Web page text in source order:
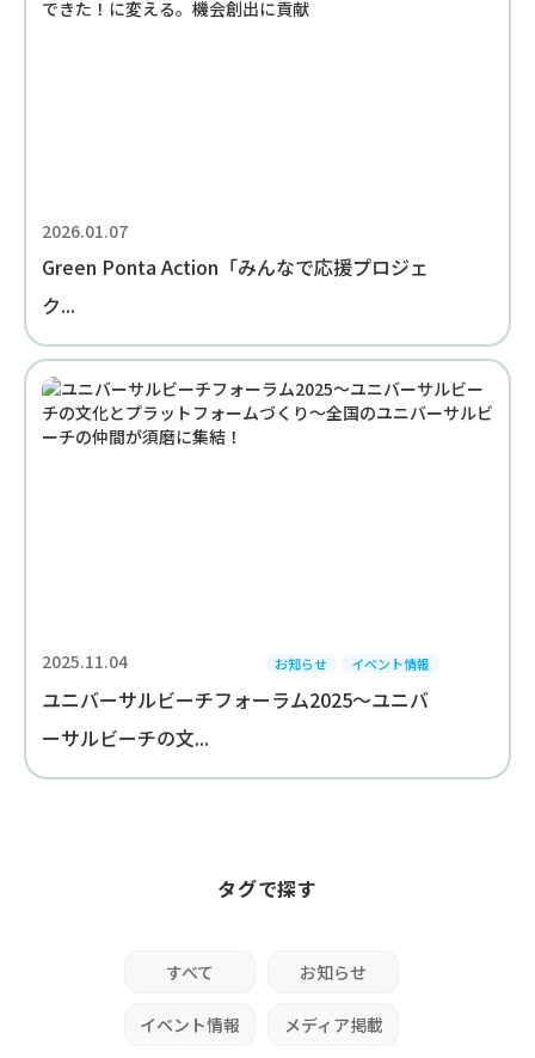
2026.01.07
Green Ponta Action「みんなで応援プロジェ
ク...
2025.11.04 お知らせ イベント情報
ユニバーサルビーチフォーラム2025～ユニバ
ーサルビーチの文...
タグで探す
すべて お知らせ
イベント情報 メディア掲載